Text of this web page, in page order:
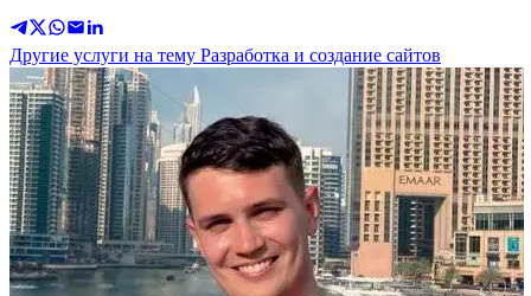
Другие услуги на тему Разработка и создание сайтов